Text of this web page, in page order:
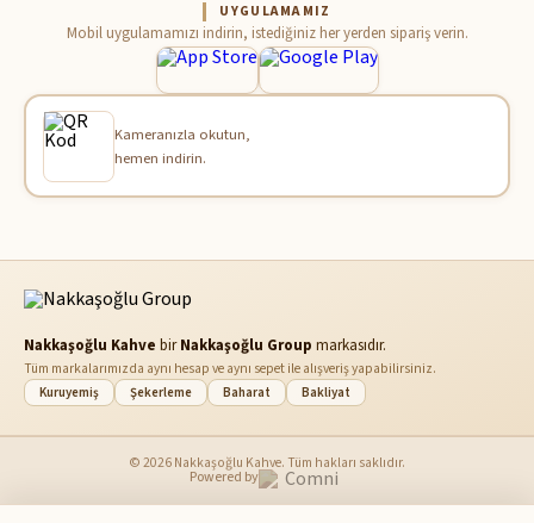
UYGULAMAMIZ
Mobil uygulamamızı indirin, istediğiniz her yerden sipariş verin.
Kameranızla okutun,
hemen indirin.
Nakkaşoğlu Kahve bir Nakkaşoğlu Group markasıdır.
Tüm markalarımızda aynı hesap ve aynı sepet ile alışveriş yapabilirsiniz.
Kuruyemiş Şekerleme Baharat Bakliyat
© 2026 Nakkaşoğlu Kahve. Tüm hakları saklıdır.
Powered by